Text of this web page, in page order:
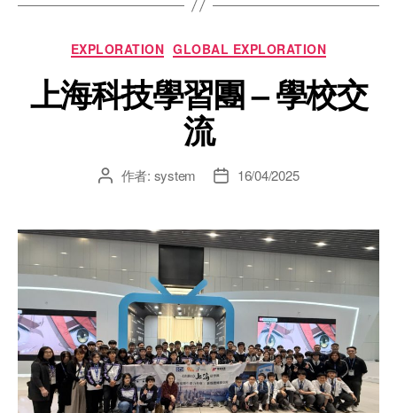
EXPLORATION GLOBAL EXPLORATION
上海科技學習團 – 學校交
流
作者: system 16/04/2025